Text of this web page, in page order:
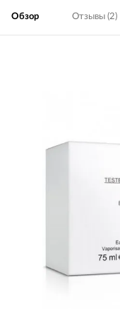
Обзор Отзывы (2)